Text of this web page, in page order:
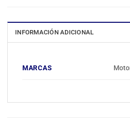
INFORMACIÓN ADICIONAL
MARCAS